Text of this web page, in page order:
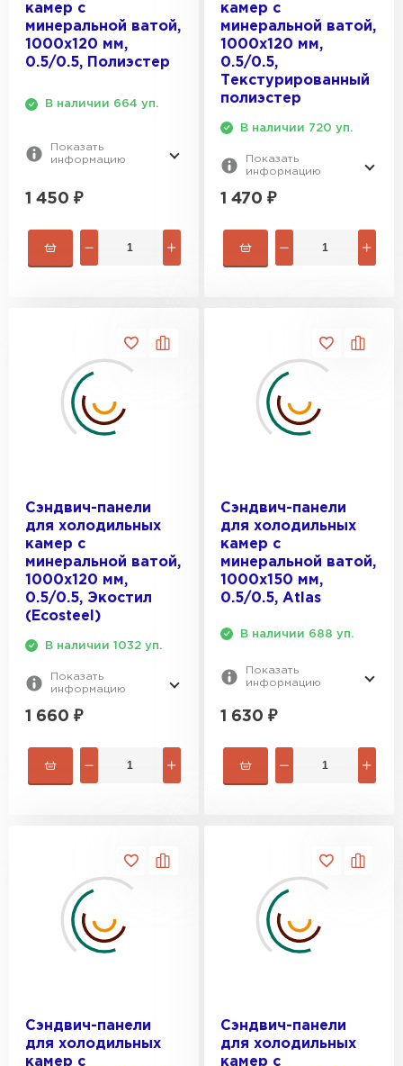
камер с
минеральной ватой,
1000х120 мм,
0.5/0.5, Полиэстер
В наличии 664 уп.
Показать
информацию
1 450 ₽
камер с
минеральной ватой,
1000х120 мм,
0.5/0.5,
Текстурированный
полиэстер
В наличии 720 уп.
Показать
информацию
1 470 ₽
Сэндвич-панели
для холодильных
камер с
минеральной ватой,
1000х120 мм,
0.5/0.5, Экостил
(Ecosteel)
В наличии 1032 уп.
Показать
информацию
1 660 ₽
Сэндвич-панели
для холодильных
камер с
минеральной ватой,
1000х150 мм,
0.5/0.5, Atlas
В наличии 688 уп.
Показать
информацию
1 630 ₽
Сэндвич-панели
для холодильных
камер с
Сэндвич-панели
для холодильных
камер с